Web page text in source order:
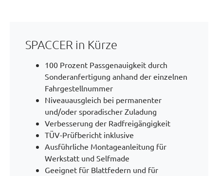
SPACCER in Kürze
100 Prozent Passgenauigkeit durch
Sonderanfertigung anhand der einzelnen
Fahrgestellnummer
Niveauausgleich bei permanenter
und/oder sporadischer Zuladung
Verbesserung der Radfreigängigkeit
TÜV-Prüfbericht inklusive
Ausführliche Montageanleitung für
Werkstatt und Selfmade
Geeignet für Blattfedern und für